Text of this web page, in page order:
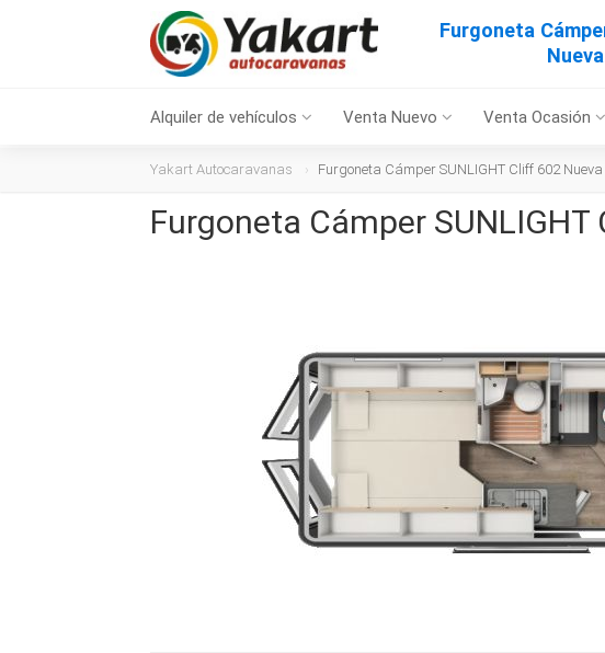
Furgoneta
Alquiler de vehículos Venta Nuevo Venta Ocasión
Yakart Autocaravanas Furgoneta Cámper SUNLIGHT Cliff 602 Nueva
Furgoneta Cámper